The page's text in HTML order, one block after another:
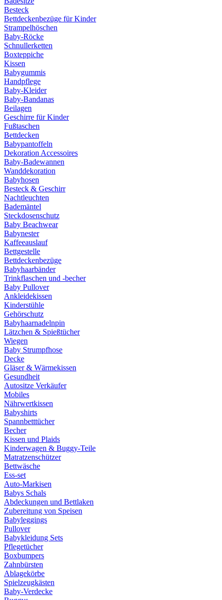
Besteck
Bettdeckenbezüge für Kinder
Strampelhöschen
Baby-Röcke
Schnullerketten
Boxteppiche
Kissen
Babygummis
Handpflege
Baby-Kleider
Baby-Bandanas
Beilagen
Geschirre für Kinder
Fußtaschen
Bettdecken
Babypantoffeln
Dekoration Accessoires
Baby-Badewannen
Wanddekoration
Babyhosen
Besteck & Geschirr
Nachtleuchten
Bademäntel
Steckdosenschutz
Baby Beachwear
Babynester
Kaffeeauslauf
Bettgestelle
Bettdeckenbezüge
Babyhaarbänder
Trinkflaschen und -becher
Baby Pullover
Ankleidekissen
Kinderstühle
Gehörschutz
Babyhaarnadelnpin
Lätzchen & Spießtücher
Wiegen
Baby Strumpfhose
Decke
Gläser & Wärmekissen
Gesundheit
Autositze Verkäufer
Mobiles
Nährwertkissen
Babyshirts
Spannbetttücher
Becher
Kissen und Plaids
Kinderwagen & Buggy-Teile
Matratzenschützer
Bettwäsche
Ess-set
Auto-Markisen
Babys Schals
Abdeckungen und Bettlaken
Zubereitung von Speisen
Babyleggings
Pullover
Babykleidung Sets
Pflegetücher
Boxbumpers
Zahnbürsten
Ablagekörbe
Spielzeugkästen
Baby-Verdecke